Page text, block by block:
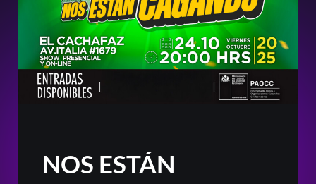
NOS ESTÁN